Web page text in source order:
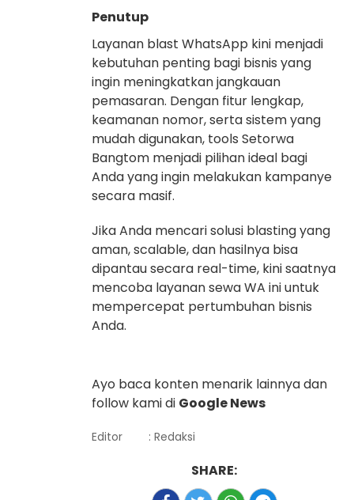
Penutup
Layanan blast WhatsApp kini menjadi
kebutuhan penting bagi bisnis yang
ingin meningkatkan jangkauan
pemasaran. Dengan fitur lengkap,
keamanan nomor, serta sistem yang
mudah digunakan, tools Setorwa
Bangtom menjadi pilihan ideal bagi
Anda yang ingin melakukan kampanye
secara masif.
Jika Anda mencari solusi blasting yang
aman, scalable, dan hasilnya bisa
dipantau secara real-time, kini saatnya
mencoba layanan sewa WA ini untuk
mempercepat pertumbuhan bisnis
Anda.
Ayo baca konten menarik lainnya dan
follow kami di Google News
Editor : Redaksi
SHARE: